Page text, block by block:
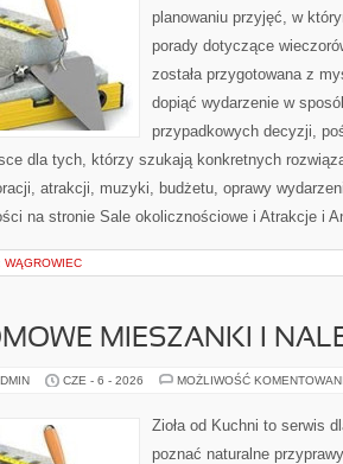
planowaniu przyjęć, w
porady dotyczące
została przygotowana z
dopiąć wydarzenie w
przypadkowych decyzji,
dla tych, którzy szukają konkretnych
atrakcji, muzyki, budżetu, oprawy
na stronie Sale okolicznościowe i Atrakcje i
WĄGROWIEC
MIESZANKI I
CZE - 6 - 2026 MOŻLIWOŚĆ
Zioła od Kuchni to serwis
poznać naturalne